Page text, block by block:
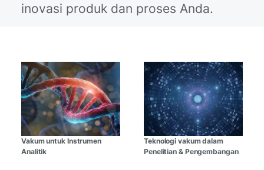
inovasi produk dan proses Anda.
Vakum untuk Instrumen
Analitik
Teknologi vakum dalam
Penelitian & Pengembangan